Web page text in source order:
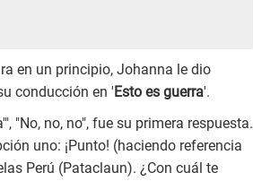
en un principio, Johanna le dio
conducción en 'Esto es guerra'.
"No, no, no", fue su primera respuesta.
uno: ¡Punto! (haciendo referencia
Perú (Pataclaun). ¿Con cuál te